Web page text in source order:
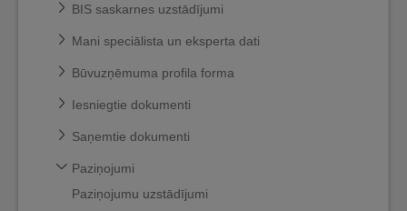
BIS saskarnes uzstādījumi
Mani speciālista un eksperta dati
Būvuzņēmuma profila forma
Iesniegtie dokumenti
Saņemtie dokumenti
Paziņojumi
Paziņojumu uzstādījumi